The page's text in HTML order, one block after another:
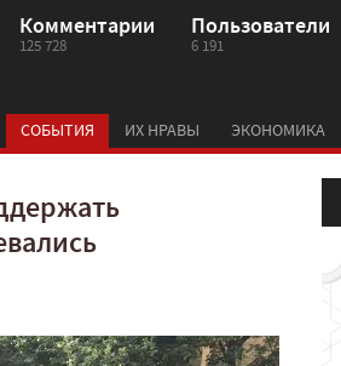
Комментарии
125 728
Пользователи
6 191
СОБЫТИЯ ИХ НРАВЫ ЭКОНОМИКА